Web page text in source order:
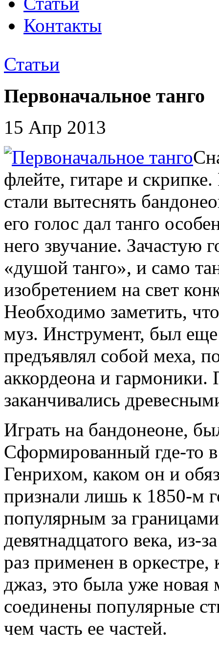
Контакты
Статьи
Первоначальное танго
15 Апр 2013
флейте, гитаре и
стали вытеснять
его голос дал танго
него звучание. Зачастую
«душой танго», и само
изобретением на свет
Необходимо заметить,
муз. Инструмент, был
предъявлял собой меха,
аккордеона и
заканчивались
Играть на бандонеоне,
Сформированный где-то
Генрихом, каком он и
признали лишь к 1850-м
популярным за
девятнадцатого века, из-
раз применен в
джаз, это была уже
соединены популярные
чем часть ее частей.